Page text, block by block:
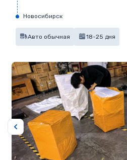
Новосибирск
Авто обычная 18-25 дня